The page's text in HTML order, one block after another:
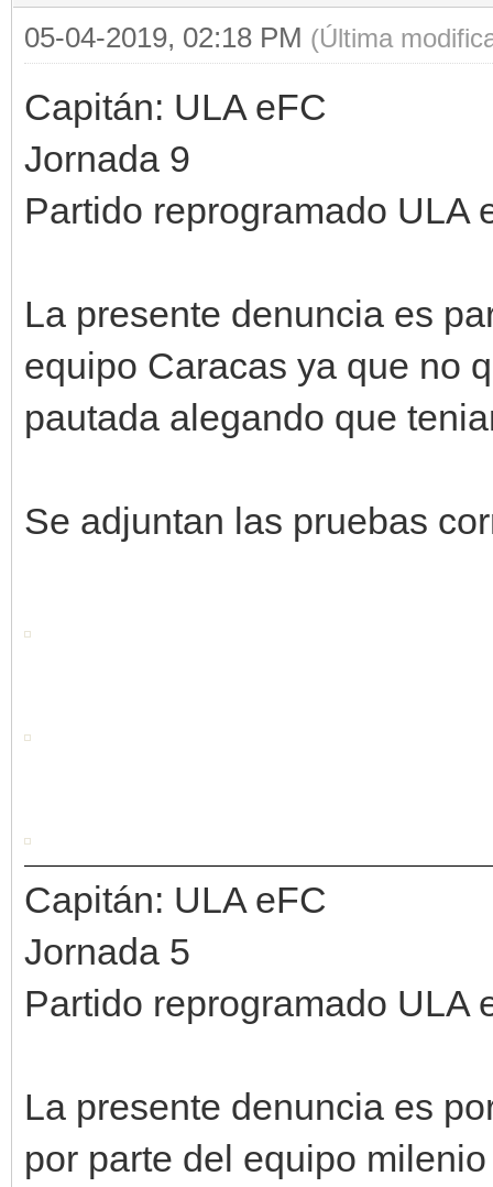
05-04-2019, 02:18 PM (Última
Capitán: ULA eFC
Jornada 9
Partido reprogramado ULA
La presente denuncia es
equipo Caracas ya que no
pautada alegando que
Se adjuntan las pruebas
Capitán: ULA eFC
Jornada 5
Partido reprogramado ULA
La presente denuncia es
por parte del equipo